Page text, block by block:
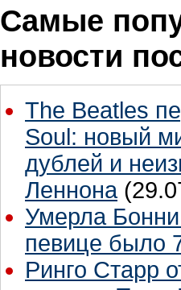
Самые
новости
The Beatles
Soul: новый
дублей и
Леннона
Умерла
певице было
Ринго Старр